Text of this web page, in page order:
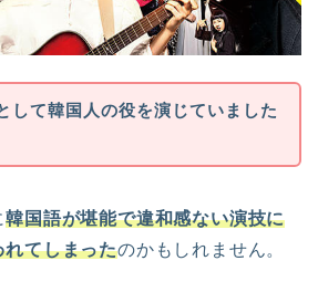
して韓国人の役を演じていました
韓国語が堪能で違和感ない演技に
れてしまったのかもしれません。